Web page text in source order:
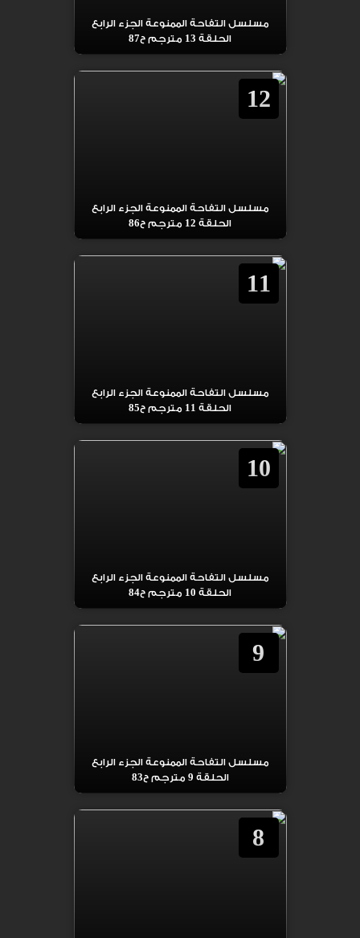
مسلسل التفاحة الممنوعة الجزء الرابع
الحلقة 13 مترجم ح87
12
مسلسل التفاحة الممنوعة الجزء الرابع
الحلقة 12 مترجم ح86
11
مسلسل التفاحة الممنوعة الجزء الرابع
الحلقة 11 مترجم ح85
10
مسلسل التفاحة الممنوعة الجزء الرابع
الحلقة 10 مترجم ح84
9
مسلسل التفاحة الممنوعة الجزء الرابع
الحلقة 9 مترجم ح83
8